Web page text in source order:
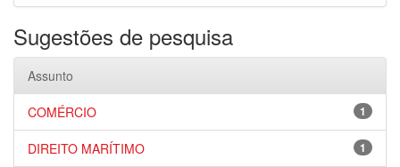
Sugestões de pesquisa
Assunto
1
COMÉRCIO
1
DIREITO MARÍTIMO